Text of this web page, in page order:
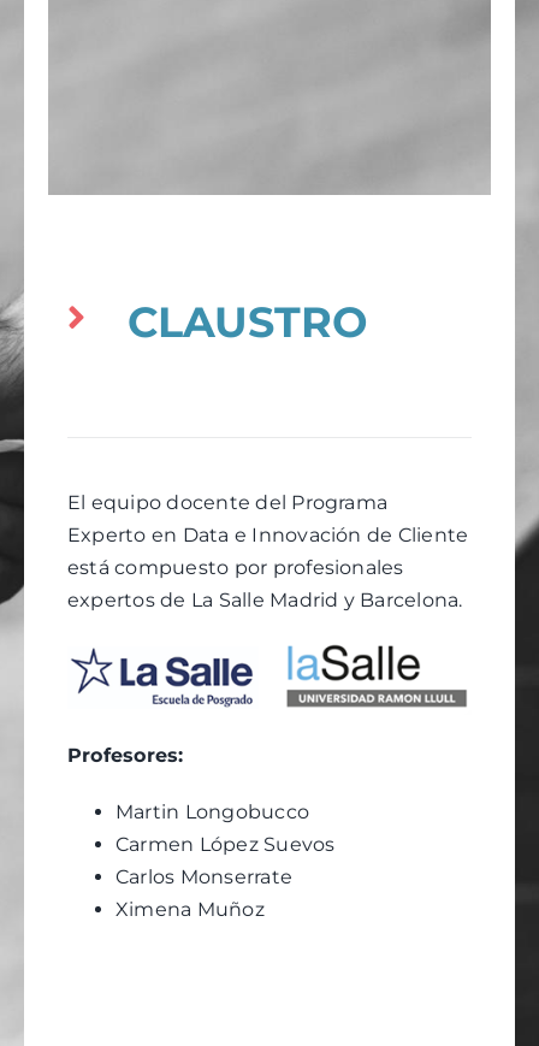
CLAUSTRO
El equipo docente del Programa
Experto en Data e Innovación de Cliente
está compuesto por profesionales
expertos de La Salle Madrid y Barcelona.
Profesores:
Martin Longobucco
Carmen López Suevos
Carlos Monserrate
Ximena Muñoz